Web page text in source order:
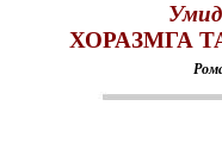
ХОРАЗМГА